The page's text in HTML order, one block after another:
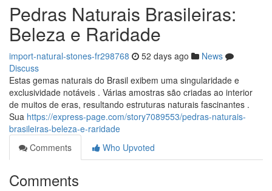
Pedras Naturais Brasileiras:
Beleza e Raridade
import-natural-stones-fr298768 52 days ago
News
Discuss
Estas gemas naturais do Brasil exibem uma singularidade e
exclusividade notáveis . Várias amostras são criadas ao interior
de muitos de eras, resultando estruturas naturais fascinantes .
Sua https://express-page.com/story7089553/pedras-naturais-
brasileiras-beleza-e-raridade
Comments
Who Upvoted
Comments